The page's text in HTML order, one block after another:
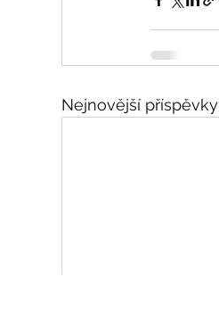
Nejnovější příspěvky